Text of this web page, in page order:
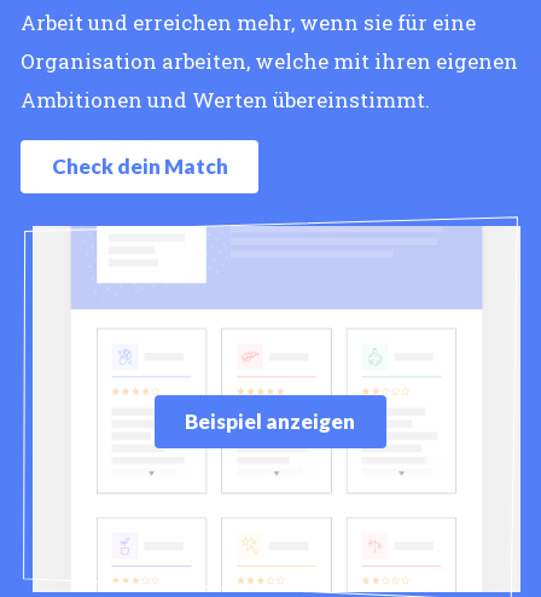
Arbeit und erreichen mehr, wenn sie für eine
Organisation arbeiten, welche mit ihren eigenen
Ambitionen und Werten übereinstimmt.
Check dein Match
Beispiel anzeigen